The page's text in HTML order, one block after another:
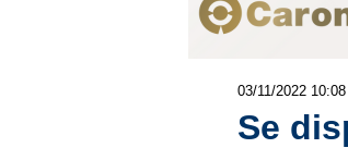
03/11/2022 10:08
Se